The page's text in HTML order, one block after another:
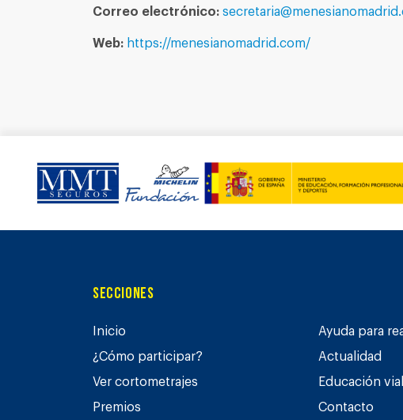
Correo electrónico:
Web: https://menesianomadrid.com/
Secciones
Inicio
¿Cómo participar?
Ver cortometrajes
Premios
Ayuda para
Actualidad
Educación vial
Contacto